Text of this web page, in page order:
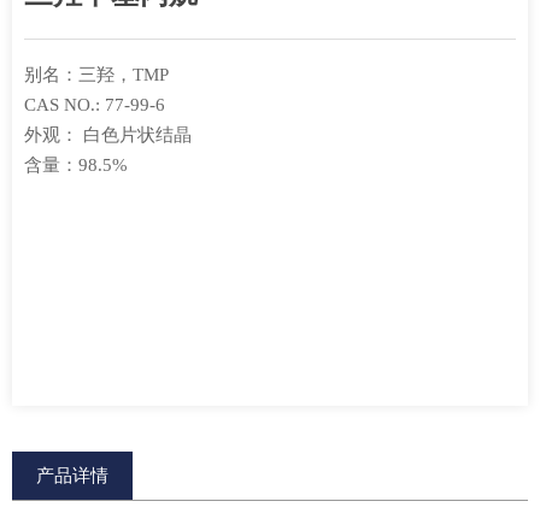
别名：三羟，TMP
CAS NO.: 77-99-6
外观： 白色片状结晶
含量：98.5%
产品详情